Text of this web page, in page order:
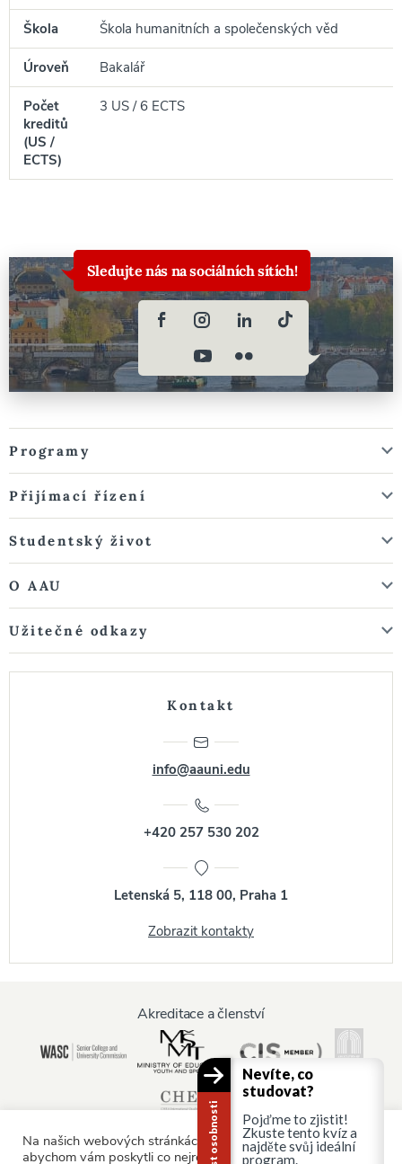
Škola Škola humanitních a společenských věd
Úroveň Bakalář
Počet
kreditů
(US /
ECTS)
3 US / 6 ECTS
Sledujte nás na sociálních sítích!
Programy
Přijímací řízení
Studentský život
O AAU
Užitečné odkazy
Kontakt
info@aauni.edu
+420 257 530 202
Letenská 5, 118 00, Praha 1
Zobrazit kontakty
Akreditace a členství
Na našich webových stránkách používáme soubory cookie,
abychom vám poskytli co nejrelevantnější služby tím, že si
Nevíte, co
studovat?
Pojďme to zjistit!
Zkuste tento kvíz a
najděte svůj ideální
program.